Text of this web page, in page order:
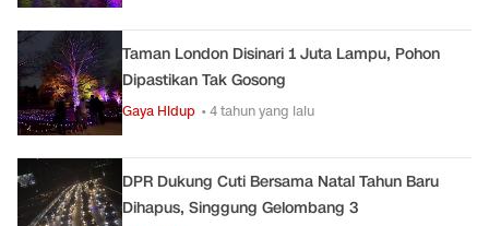
Taman London Disinari 1 Juta Lampu, Pohon
Dipastikan Tak Gosong
Gaya Hidup • 4 tahun yang lalu
DPR Dukung Cuti Bersama Natal Tahun Baru
Dihapus, Singgung Gelombang 3